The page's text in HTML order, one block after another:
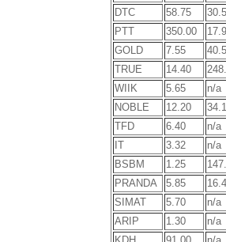
DTC
58.75
PTT
350.00
GOLD
7.55
TRUE
14.40
WIIK
5.65
n/a
NOBLE
12.20
TFD
6.40
n/a
IT
3.32
n/a
BSBM
1.25
PRANDA
5.85
SIMAT
5.70
n/a
ARIP
1.30
n/a